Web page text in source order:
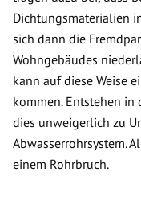
Dichtungsmaterialien
sich dann die
Wohngebäudes
kann auf diese Weise
kommen. Entstehen in
dies unweigerlich zu
Abwasserrohrsystem.
einem Rohrbruch.